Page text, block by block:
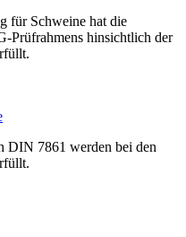
für Schweine hat die
Prüfrahmens hinsichtlich der
DIN 7861 werden bei den